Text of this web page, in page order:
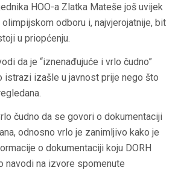
HOO-a Zlatka Mateše još uvijek
odboru i, najvjerojatnije, bit
u priopćenju.
da je “iznenađujuće i vrlo čudno”
istrazi izašle u javnost prije nego što
čudno da se govori o dokumentaciji
odnosno vrlo je zanimljivo kako je
o dokumentaciji koju DORH
navodi na izvore spomenute